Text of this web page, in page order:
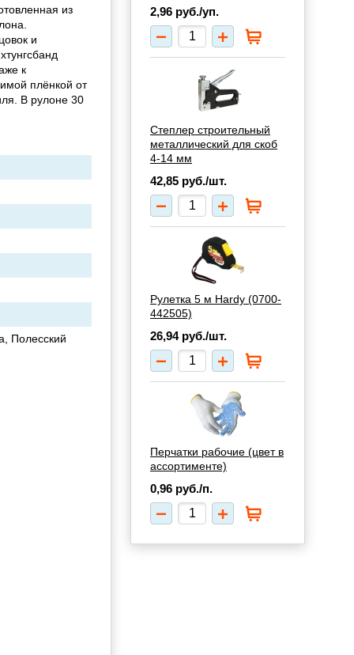
из
и
к
плёнкой от
В рулоне 30
Полесский
2,96 руб./уп.
Степлер строительный
металлический для скоб
4-14 мм
42,85 руб./шт.
Рулетка 5 м Hardy (0700-
442505)
26,94 руб./шт.
Перчатки рабочие (цвет в
ассортименте)
0,96 руб./п.